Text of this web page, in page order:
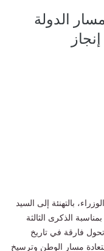
مسار الدولة
بالتهنئة إلى السيد
الذكرى الثالثة
تحول فارقة في تاريخ
مسار الوطن وترسيخ